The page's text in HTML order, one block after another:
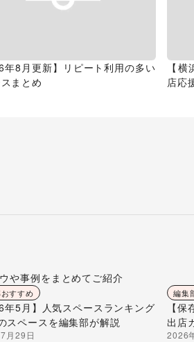
年8月更新】リピート利用の多い
まとめ
【
店応
や事例をまとめてご紹介
すすめ
年5月】人気スペースランキング
スペースを編集部が解説
月29日
編集
【
出店
2026